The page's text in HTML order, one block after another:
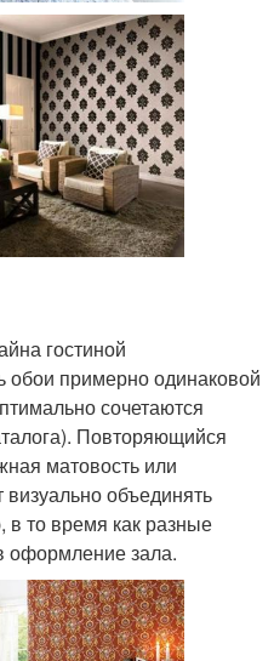
гостиной
обои примерно одинаковой
сочетаются
Повторяющийся
матовость или
объединять
то время как разные
оформление зала.